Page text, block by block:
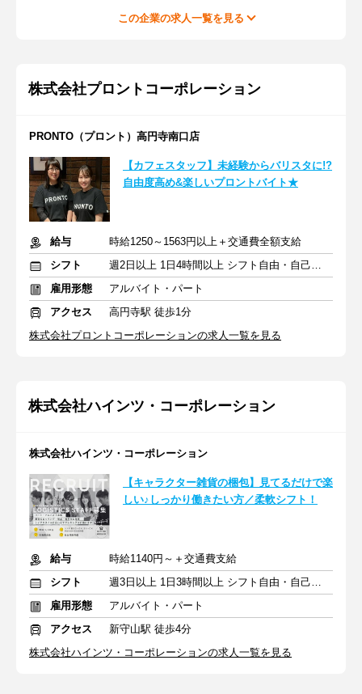
この企業の求人一覧を見る
株式会社プロントコーポレーション
PRONTO（プロント）高円寺南口店
【カフェスタッフ】未経験からバリスタに!?
自由度高め&楽しいプロントバイト★
給与
時給1250～1563円以上＋交通費全額支給
シフト
週2日以上 1日4時間以上 シフト自由・自己申告
雇用形態
アルバイト・パート
アクセス
高円寺駅 徒歩1分
株式会社プロントコーポレーションの求人一覧を見る
株式会社ハインツ・コーポレーション
株式会社ハインツ・コーポレーション
【キャラクター雑貨の梱包】見てるだけで楽
しい♪しっかり働きたい方／柔軟シフト！
給与
時給1140円～＋交通費支給
シフト
週3日以上 1日3時間以上 シフト自由・自己申告
雇用形態
アルバイト・パート
アクセス
新守山駅 徒歩4分
株式会社ハインツ・コーポレーションの求人一覧を見る